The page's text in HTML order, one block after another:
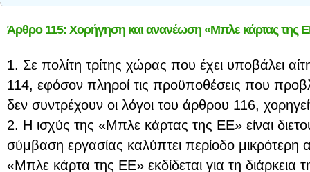
Άρθρο 115: Χορήγηση και ανανέωση «Μπλε κάρτας της
1. Σε πολίτη τρίτης χώρας που έχει υποβάλει
114, εφόσον πληροί τις προϋποθέσεις που
δεν συντρέχουν οι λόγοι του άρθρου 116,
2. Η ισχύς της «Μπλε κάρτας της ΕΕ» είναι
σύμβαση εργασίας καλύπτει περίοδο
«Μπλε κάρτα της ΕΕ» εκδίδεται για τη διάρκεια